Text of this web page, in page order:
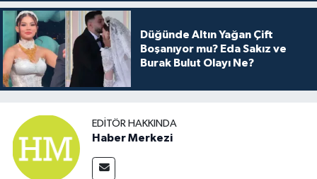
Düğünde Altın Yağan Çift
Boşanıyor mu? Eda Sakız ve
Burak Bulut Olayı Ne?
EDITÖR HAKKINDA
Haber Merkezi